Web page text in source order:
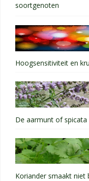
soortgenoten
Hoogsensitiviteit en
De aarmunt of
Koriander smaakt niet